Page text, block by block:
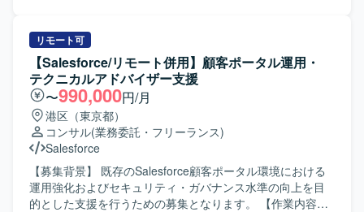
【ポジションの魅力】 ・Salesforceの複数クラウド
（ServiceCloud, SalesCloud, Classic環境など）に関わるこ
とで、幅広い機能・領域の知見を深めていただけます。 ・
顧客折衝から実装まで一貫して対応することで、上流工程
から開発までのスキルをバランスよく高めることができま
す。 ・継続的な保守・改善を通じて、長期的な関係構築と
業務理解を深める経験を積んでいただけます。 【開発環
境】 Salesforce（ServiceCloud, SalesCloud, Classic環
境）、Apex、Visualforce、AccountEngagement（旧
Pardot）などを利用した環境となっております。
ApexやAura、もしくはJavaによるWebアプリケーションの
知見を生かし、画面機能を中心とした設計・開発・テスト
を担当していただきます。6月以降は特に開発作業がメイン
となり、仕様を踏まえた実装および単体・結合テストを自
走して進めていただきます。 【求める人物像】 与えられた
タスクを独力でやり切る主体性をお持ちの方を求めていま
す。周囲とコミュニケーションを取りながら、仕様理解や
設計意図を踏まえて開発を進められる方、金融ドメインに
対しても学習意欲を持って取り組んでいただける方が望ま
しいです。 【ポジションの魅力】 大規模なメガバンク向け
システム開発に参画することで、金融業界特有の業務知識
リモート可
【Salesforce/リモート併用】顧客ポータル運用・
テクニカルアドバイザー支援
〜990,000円/月
港区（東京都）
コンサル(業務委託・フリーランス)
Salesforce
【募集背景】 既存のSalesforce顧客ポータル環境における
運用強化およびセキュリティ・ガバナンス水準の向上を目
的とした支援を行うための募集となります。 【作業内容】